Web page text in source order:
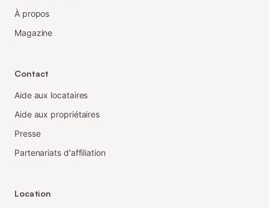
À propos
Magazine
Contact
Aide aux locataires
Aide aux propriétaires
Presse
Partenariats d'affiliation
Location